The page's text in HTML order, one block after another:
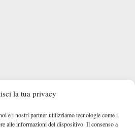
la tua privacy
e i nostri partner utilizziamo tecnologie come i
alle informazioni del dispositivo. Il consenso a